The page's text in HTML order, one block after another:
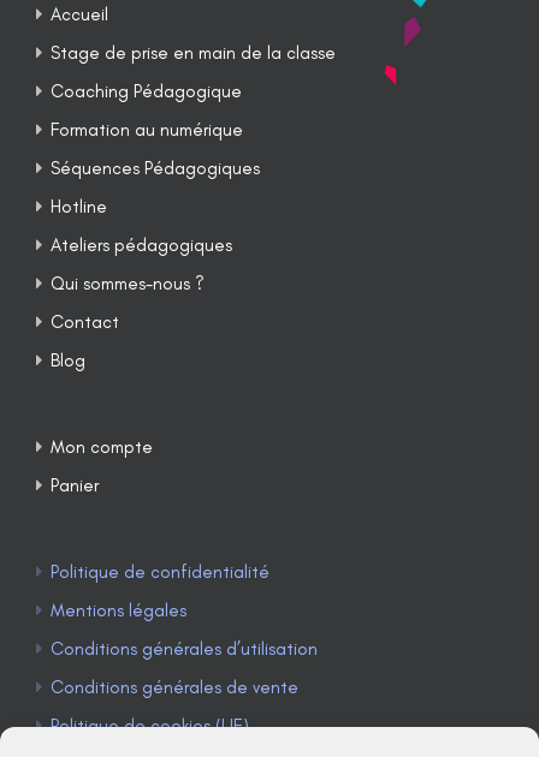
Accueil
Stage de prise en main de la classe
Coaching Pédagogique
Formation au numérique
Séquences Pédagogiques
Hotline
Ateliers pédagogiques
Qui sommes-nous ?
Contact
Blog
Mon compte
Panier
Politique de confidentialité
Mentions légales
Conditions générales d’utilisation
Conditions générales de vente
Politique de cookies (UE)